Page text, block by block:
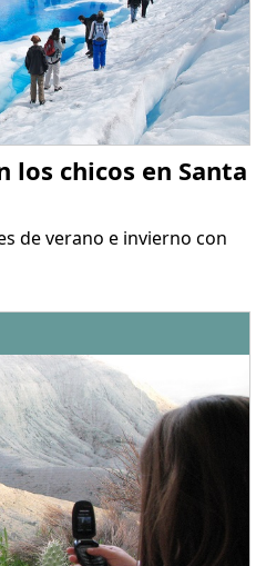
los chicos en Santa
de verano e invierno con